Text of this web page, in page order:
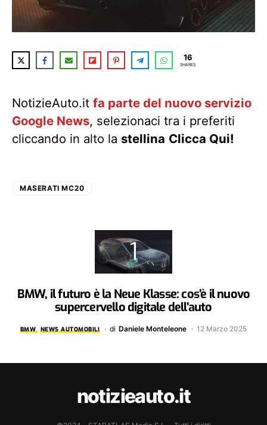
16
SHARES
NotizieAuto.it fa parte del nuovo servizio
Google News, selezionaci tra i preferiti
cliccando in alto la stellina Clicca Qui!
MASERATI MC20
BMW, il futuro è la Neue Klasse: cos’è il nuovo
supercervello digitale dell’auto
BMW NEWS AUTOMOBILI di Daniele Monteleone 12 Marzo 2025
notizieauto.it